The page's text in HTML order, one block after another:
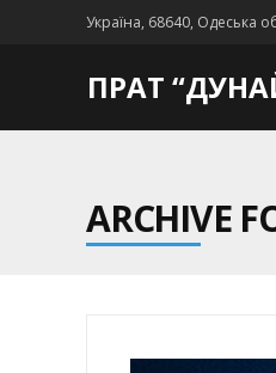
Україна, 68640, Одеська
ПРАТ
ARCHIVE